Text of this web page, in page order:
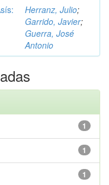
Herranz, Julio;
Garrido, Javier;
Guerra, José
Antonio
1
1
1